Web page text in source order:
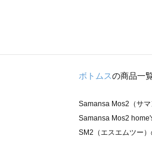
ボトムスの商品一
Samansa Mos2（サ
Samansa Mos2
SM2（エスエムツー